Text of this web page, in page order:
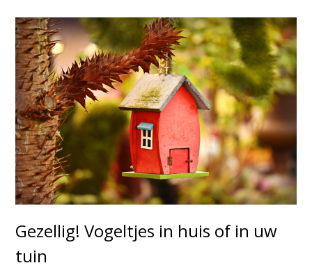
Gezellig! Vogeltjes in huis of in uw
tuin